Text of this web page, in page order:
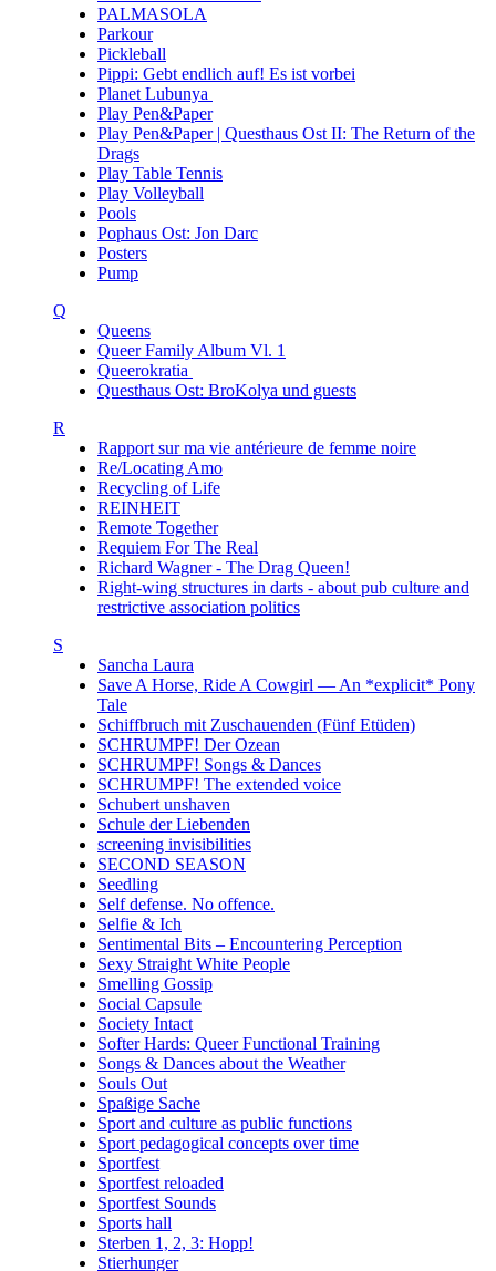
PALMASOLA
Parkour
Pickleball
Pippi: Gebt endlich auf! Es ist vorbei
Planet Lubunya
Play Pen&Paper
Play Pen&Paper | Questhaus Ost II: The Return of the
Drags
Play Table Tennis
Play Volleyball
Pools
Pophaus Ost: Jon Darc
Posters
Pump
Q
Queens
Queer Family Album Vl. 1
Queerokratia
Questhaus Ost: BroKolya und guests
R
Rapport sur ma vie antérieure de femme noire
Re/Locating Amo
Recycling of Life
REINHEIT
Remote Together
Requiem For The Real
Richard Wagner - The Drag Queen!
Right-wing structures in darts - about pub culture and
restrictive association politics
S
Sancha Laura
Save A Horse, Ride A Cowgirl — An *explicit* Pony
Tale
Schiffbruch mit Zuschauenden (Fünf Etüden)
SCHRUMPF! Der Ozean
SCHRUMPF! Songs & Dances
SCHRUMPF! The extended voice
Schubert unshaven
Schule der Liebenden
screening invisibilities
SECOND SEASON
Seedling
Self defense. No offence.
Selfie & Ich
Sentimental Bits – Encountering Perception
Sexy Straight White People
Smelling Gossip
Social Capsule
Society Intact
Softer Hards: Queer Functional Training
Songs & Dances about the Weather
Souls Out
Spaßige Sache
Sport and culture as public functions
Sport pedagogical concepts over time
Sportfest
Sportfest reloaded
Sportfest Sounds
Sports hall
Sterben 1, 2, 3: Hopp!
Stierhunger